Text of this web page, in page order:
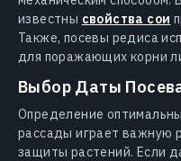
известны свойства сои
Также, посевы редиса
для поражающих корни
Выбор Даты
Определение
рассады играет важную
защиты растений. Если